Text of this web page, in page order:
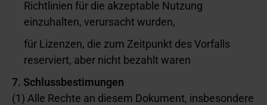
Richtlinien für die akzeptable Nutzung
einzuhalten, verursacht wurden,
für Lizenzen, die zum Zeitpunkt des Vorfalls
reserviert, aber nicht bezahlt waren
7. Schlussbestimungen
(1) Alle Rechte an diesem Dokument, insbesondere